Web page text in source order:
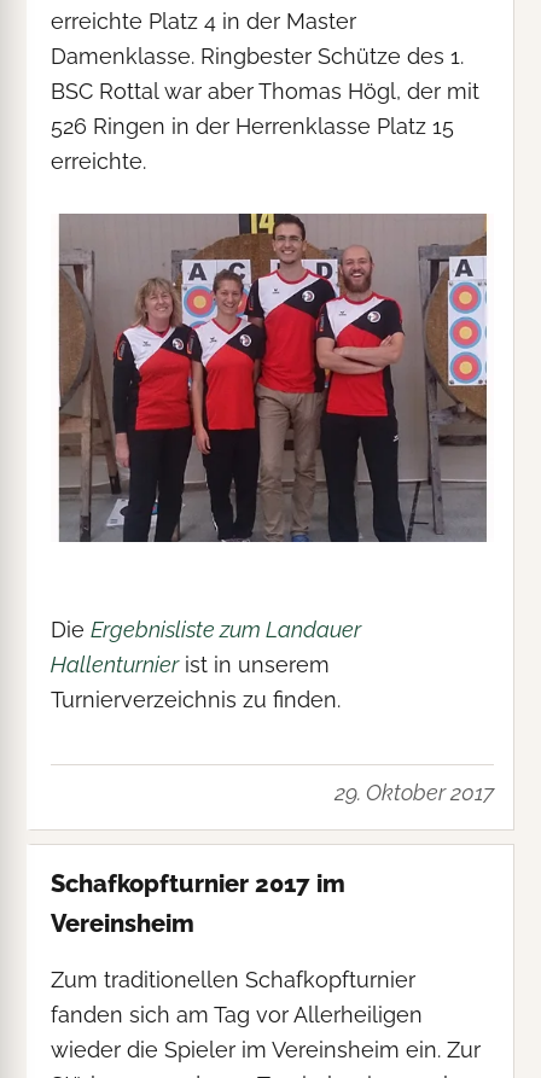
erreichte Platz 4 in der Master
Damenklasse. Ringbester Schütze des 1.
BSC Rottal war aber Thomas Högl, der mit
526 Ringen in der Herrenklasse Platz 15
erreichte.
DieErgebnisliste zum Landauer
Hallenturnierist in unserem
Turnierverzeichnis zu finden.
29. Oktober 2017
Schafkopfturnier 2017 im
Vereinsheim
Zum traditionellen Schafkopfturnier
fanden sich am Tag vor Allerheiligen
wieder die Spieler im Vereinsheim ein. Zur